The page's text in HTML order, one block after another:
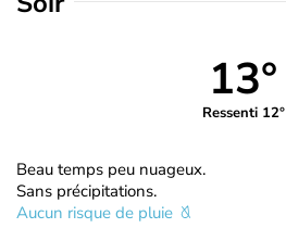
13°
Ressenti 12°
Beau temps peu nuageux.
Sans précipitations.
Aucun risque de pluie